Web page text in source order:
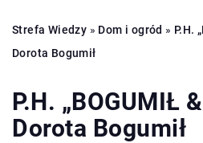
Strefa Wiedzy » Dom i ogród » P.H.
Dorota Bogumił
P.H. „BOGUMIŁ
Dorota Bogumił